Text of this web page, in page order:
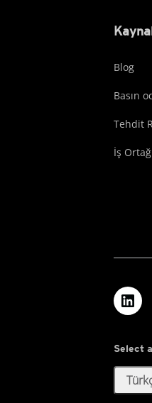
Blog
Basın
Tehdit
İş
Select